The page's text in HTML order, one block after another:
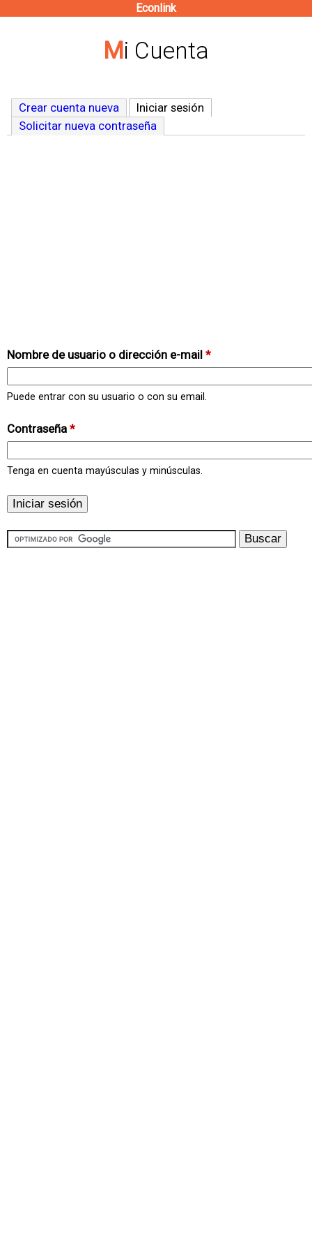
contenido
Econlink
Mi Cuenta
Crear cuenta nueva Iniciar sesión
Solicitar nueva contraseña
Nombre de usuario o dirección e-mail *
Puede entrar con su usuario o con su email.
Contraseña *
Tenga en cuenta mayúsculas y minúsculas.